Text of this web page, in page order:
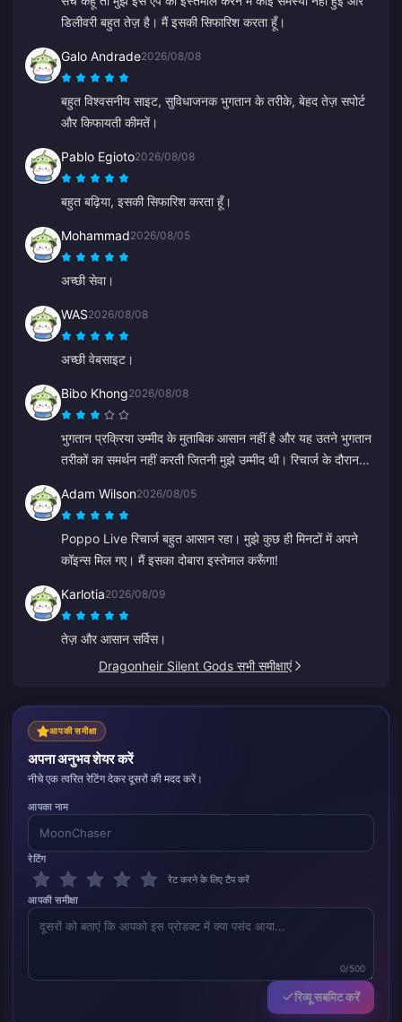
डिलीवरी बहुत तेज़ है। मैं इसकी सिफारिश करता हूँ।
Galo Andrade2026/08/08
बहुत विश्वसनीय साइट, सुविधाजनक भुगतान के तरीके, बेहद तेज़ सपोर्ट
और किफायती कीमतें।
Pablo Egioto2026/08/08
बहुत बढ़िया, इसकी सिफारिश करता हूँ।
Mohammad2026/08/05
अच्छी सेवा।
WAS2026/08/08
अच्छी वेबसाइट।
Bibo Khong2026/08/08
भुगतान प्रक्रिया उम्मीद के मुताबिक आसान नहीं है और यह उतने भुगतान
तरीकों का समर्थन नहीं करती जितनी मुझे उम्मीद थी। रिचार्ज के दौरान
जवाब भी धीमा होता है। यह भी स्पष्ट नहीं है कि भुगतान कब प्रोसेस होते
हैं। अगर इन समस्याओं को ठीक कर दिया जाए तो यह बहुत अधिक
भरोसेमंद हो जाएगा।
Adam Wilson2026/08/05
Poppo Live रिचार्ज बहुत आसान रहा। मुझे कुछ ही मिनटों में अपने
कॉइन्स मिल गए। मैं इसका दोबारा इस्तेमाल करूँगा!
Karlotia2026/08/09
तेज़ और आसान सर्विस।
Dragonheir Silent Gods सभी समीक्षाएं
आपकी समीक्षा
अपना अनुभव शेयर करें
नीचे एक त्वरित रेटिंग देकर दूसरों की मदद करें।
आपका नाम
रेटिंग
रेट करने के लिए टैप करें
आपकी समीक्षा
0/500
रिव्यू सबमिट करें